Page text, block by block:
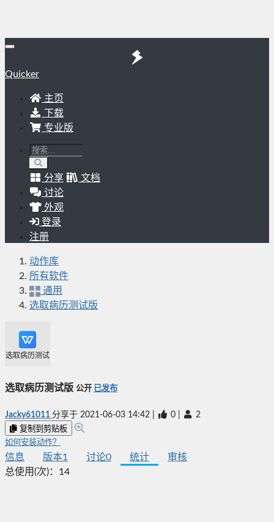
Quicker
主页
下载
专业版
分享
文档
讨论
外观
登录
注册
动作库
所有软件
通用
选取病历测试版
选取病历测试版
选取病历测试版 公开 已发布
Jacky61011 分享于 2021-06-03 14:42 0 2
复制到剪贴板
如何安装动作？
信息 版本1 讨论0 统计
审核
总使用(次)： 14